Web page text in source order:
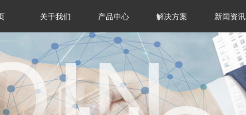
关于我们 产品中心 解决方案 新闻资讯